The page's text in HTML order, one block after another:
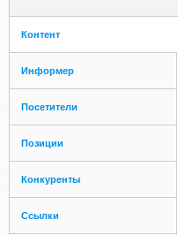
Контент
Информер
Посетители
Позиции
Конкуренты
Ссылки